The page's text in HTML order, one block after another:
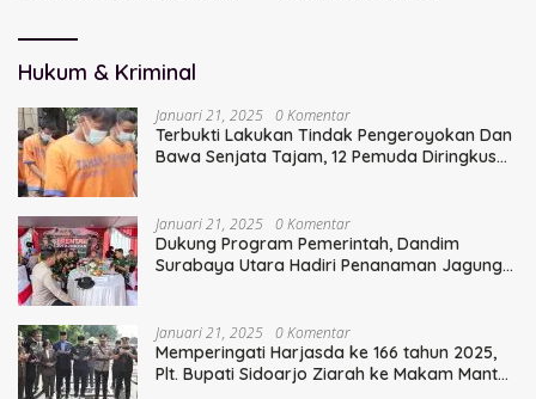
Hukum & Kriminal
Januari 21, 2025 0 Komentar
Terbukti Lakukan Tindak Pengeroyokan Dan
Bawa Senjata Tajam, 12 Pemuda Diringkus
Januari 21, 2025 0 Komentar
Dukung Program Pemerintah, Dandim
Surabaya Utara Hadiri Penanaman Jagung
Januari 21, 2025 0 Komentar
Memperingati Harjasda ke 166 tahun 2025,
Plt. Bupati Sidoarjo Ziarah ke Makam Mantan